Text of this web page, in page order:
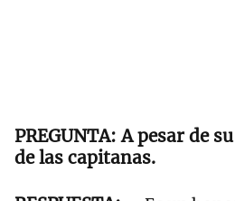
A pesar de
de las capitanas.